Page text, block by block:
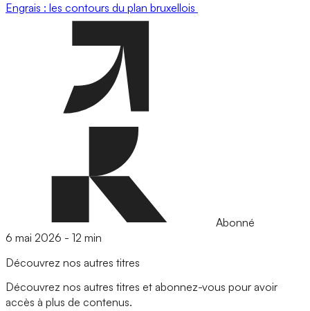
Engrais : les contours du plan bruxellois
Abonné
6 mai 2026 - 12 min
Découvrez nos autres titres
Découvrez nos autres titres et abonnez-vous pour avoir
accès à plus de contenus.